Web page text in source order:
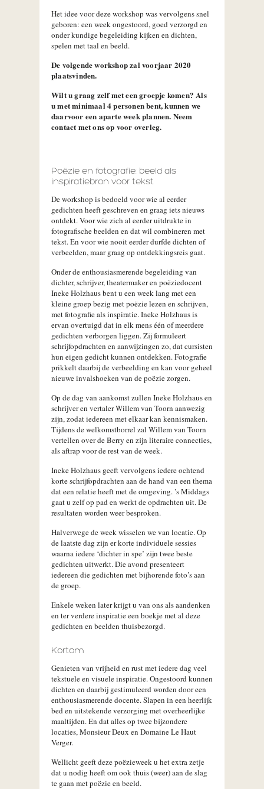
Het idee voor deze workshop was vervolgens snel
geboren: een week ongestoord, goed verzorgd en
onder kundige begeleiding kijken en dichten,
spelen met taal en beeld.
De volgende workshop zal voorjaar 2020
plaatsvinden.
Wilt u graag zelf met een groepje komen? Als
u met minimaal 4 personen bent, kunnen we
daarvoor een aparte week plannen. Neem
contact met ons op voor overleg.
Poëzie en fotografie: beeld als
inspiratiebron voor tekst
De workshop is bedoeld voor wie al eerder
gedichten heeft geschreven en graag iets nieuws
ontdekt. Voor wie zich al eerder uitdrukte in
fotografische beelden en dat wil combineren met
tekst. En voor wie nooit eerder durfde dichten of
verbeelden, maar graag op ontdekkingsreis gaat.
Onder de enthousiasmerende begeleiding van
dichter, schrijver, theatermaker en poëziedocent
Ineke Holzhaus bent u een week lang met een
kleine groep bezig met poëzie lezen en schrijven,
met fotografie als inspiratie. Ineke Holzhaus is
ervan overtuigd dat in elk mens één of meerdere
gedichten verborgen liggen. Zij formuleert
schrijfopdrachten en aanwijzingen zo, dat cursisten
hun eigen gedicht kunnen ontdekken. Fotografie
prikkelt daarbij de verbeelding en kan voor geheel
nieuwe invalshoeken van de poëzie zorgen.
Op de dag van aankomst zullen Ineke Holzhaus en
schrijver en vertaler Willem van Toorn aanwezig
zijn, zodat iedereen met elkaar kan kennismaken.
Tijdens de welkomstborrel zal Willem van Toorn
vertellen over de Berry en zijn literaire connecties,
als aftrap voor de rest van de week.
Ineke Holzhaus geeft vervolgens iedere ochtend
korte schrijfopdrachten aan de hand van een thema
dat een relatie heeft met de omgeving. ’s Middags
gaat u zelf op pad en werkt de opdrachten uit. De
resultaten worden weer besproken.
Halverwege de week wisselen we van locatie. Op
de laatste dag zijn er korte individuele sessies
waarna iedere ‘dichter in spe’ zijn twee beste
gedichten uitwerkt. Die avond presenteert
iedereen die gedichten met bijhorende foto’s aan
de groep.
Enkele weken later krijgt u van ons als aandenken
en ter verdere inspiratie een boekje met al deze
gedichten en beelden thuisbezorgd.
Kortom
Genieten van vrijheid en rust met iedere dag veel
tekstuele en visuele inspiratie. Ongestoord kunnen
dichten en daarbij gestimuleerd worden door een
enthousiasmerende docente. Slapen in een heerlijk
bed en uitstekende verzorging met overheerlijke
maaltijden. En dat alles op twee bijzondere
locaties, Monsieur Deux en Domaine Le Haut
Verger.
Wellicht geeft deze poëzieweek u het extra zetje
dat u nodig heeft om ook thuis (weer) aan de slag
te gaan met poëzie en beeld.